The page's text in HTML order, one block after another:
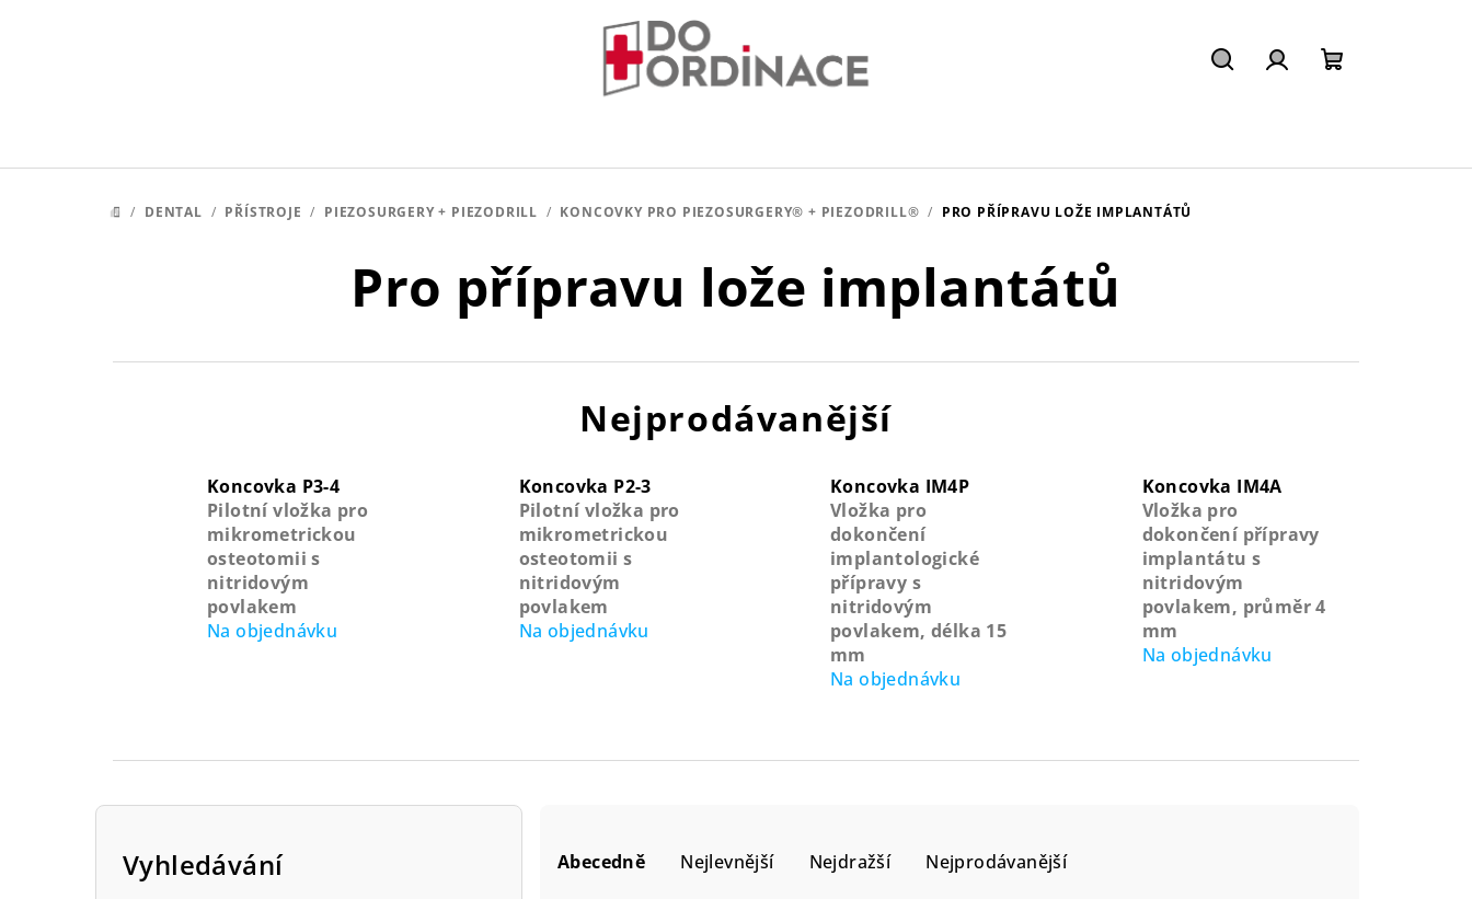
DOMŮ
/ DENTAL / PŘÍSTROJE / PIEZOSURGERY + PIEZODRILL / KONCOVKY PRO PIEZOSURGERY® + PIEZODRILL® / PRO PŘÍPRAVU LOŽE IMPLANTÁTŮ
Pro přípravu lože implantátů
Nejprodávanější
Koncovka P3-4
Pilotní vložka pro
mikrometrickou
osteotomii s
nitridovým
povlakem
Na objednávku
Koncovka P2-3
Pilotní vložka pro
mikrometrickou
osteotomii s
nitridovým
povlakem
Na objednávku
Koncovka IM4P
Vložka pro
dokončení
implantologické
přípravy s
nitridovým
povlakem, délka 15
mm
Na objednávku
Koncovka IM4A
Vložka pro
dokončení přípravy
implantátu s
nitridovým
povlakem, průměr 4
mm
Na objednávku
P
Vyhledávání
aAbecedně Nejlevnější Nejdražší Nejprodávanější